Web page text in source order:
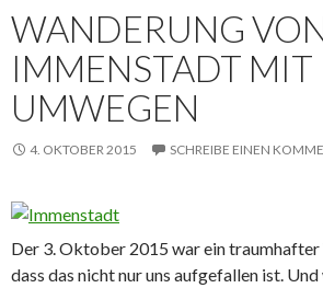
WANDERUNG
IMMENSTADT MIT
UMWEGEN
4. OKTOBER 2015 SCHREIBE EINEN
Der 3. Oktober 2015 war ein traumhafter
dass das nicht nur uns aufgefallen ist. Und